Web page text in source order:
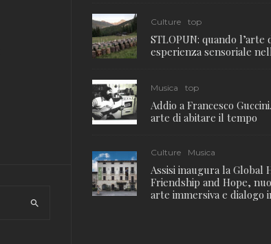
Culture top
STLOPUN: quando l’arte
esperienza sensoriale
Musica top
Addio a Francesco
arte di abitare il tempo
Culture Musica
Assisi inaugura la Global
Friendship and Hope,
arte immersiva e dialogo